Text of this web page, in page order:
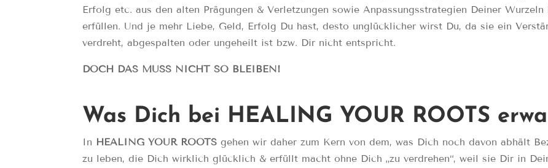
Erfolg etc. aus den alten Prägungen & Verletzungen sowie Anpassungsstrategien Deiner
erfüllen. Und je mehr Liebe, Geld, Erfolg Du hast, desto unglücklicher wirst Du, da sie ein
verdreht, abgespalten oder ungeheilt ist bzw. Dir nicht entspricht.
DOCH DAS MUSS NICHT SO BLEIBEN!
Was Dich bei HEALING YOUR ROOTS
In HEALING YOUR ROOTS gehen wir daher zum Kern von dem, was Dich noch davon abhält
zu leben, die Dich wirklich glücklich & erfüllt macht ohne Dich „zu verdrehen“, weil sie Dir in